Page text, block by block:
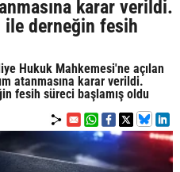
karar verildi.
ile derneğin fesih
Hukuk Mahkemesi'ne açılan
atanmasına karar verildi.
fesih süreci başlamış oldu